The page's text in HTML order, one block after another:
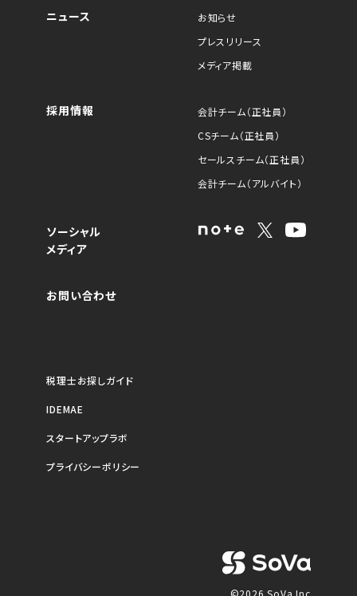
ニュース
お知らせ
プレスリリース
メディア掲載
採用情報
会計チーム（正社員）
CSチーム（正社員）
セールスチーム（正社員）
会計チーム（アルバイト）
ソーシャル
メディア
お問い合わせ
税理士お探しガイド
IDEMAE
スタートアップラボ
プライバシーポリシー